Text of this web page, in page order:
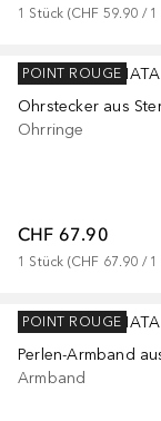
1 Stück (CHF 59.90 / 1
RAFAELA DONATA
Ohrringe
CHF 67.90
1 Stück (CHF 67.90 / 1
POINT ROUGE
RAFAELA DONATA
Armband
POINT ROUGE